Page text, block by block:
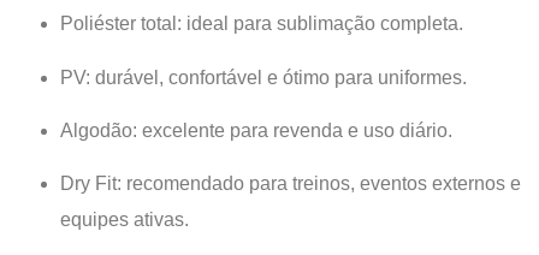
Poliéster total: ideal para sublimação completa.
PV: durável, confortável e ótimo para uniformes.
Algodão: excelente para revenda e uso diário.
Dry Fit: recomendado para treinos, eventos externos e
equipes ativas.